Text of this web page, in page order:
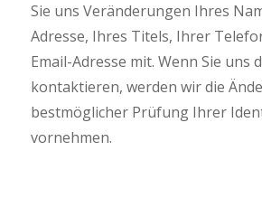
Sie uns Veränderungen Ihres
Adresse, Ihres Titels, Ihrer
Email-Adresse mit. Wenn Sie uns
kontaktieren, werden wir die
bestmöglicher Prüfung Ihrer
vornehmen.